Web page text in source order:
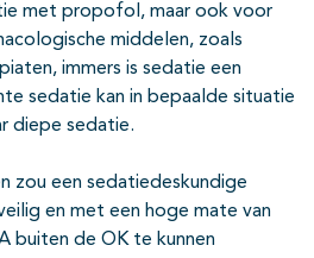
met propofol, maar ook voor
middelen, zoals
immers is sedatie een
sedatie kan in bepaalde situatie
diepe sedatie.
zou een sedatiedeskundige
en met een hoge mate van
buiten de OK te kunnen